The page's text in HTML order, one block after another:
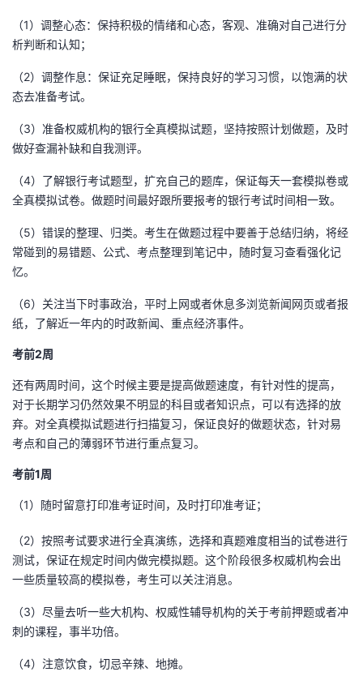
（1）调整心态：保持积极的情绪和心态，客观、准确对自己进行分
析判断和认知；
（2）调整作息：保证充足睡眠，保持良好的学习习惯，以饱满的状
态去准备考试。
（3）准备权威机构的银行全真模拟试题，坚持按照计划做题，及时
做好查漏补缺和自我测评。
（4）了解银行考试题型，扩充自己的题库，保证每天一套模拟卷或
全真模拟试卷。做题时间最好跟所要报考的银行考试时间相一致。
（5）错误的整理、归类。考生在做题过程中要善于总结归纳，将经
常碰到的易错题、公式、考点整理到笔记中，随时复习查看强化记
忆。
（6）关注当下时事政治，平时上网或者休息多浏览新闻网页或者报
纸，了解近一年内的时政新闻、重点经济事件。
考前2周
还有两周时间，这个时候主要是提高做题速度，有针对性的提高，
对于长期学习仍然效果不明显的科目或者知识点，可以有选择的放
弃。对全真模拟试题进行扫描复习，保证良好的做题状态，针对易
考点和自己的薄弱环节进行重点复习。
考前1周
（1）随时留意打印准考证时间，及时打印准考证；
（2）按照考试要求进行全真演练，选择和真题难度相当的试卷进行
测试，保证在规定时间内做完模拟题。这个阶段很多权威机构会出
一些质量较高的模拟卷，考生可以关注消息。
（3）尽量去听一些大机构、权威性辅导机构的关于考前押题或者冲
刺的课程，事半功倍。
（4）注意饮食，切忌辛辣、地摊。